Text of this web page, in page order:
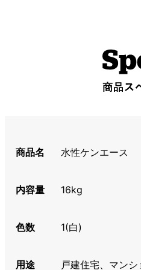
商品名 水性ケンエース
内容量 16kg
色数 1(白)
用途 戸建住宅、マン